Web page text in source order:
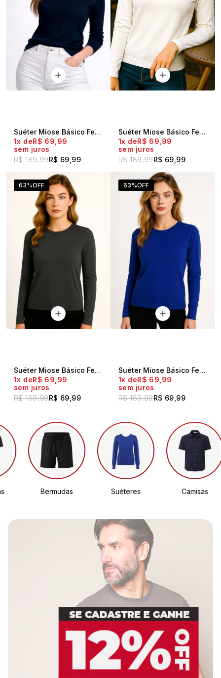
Suéter Miose Básico Feminino Gola V Marinho
R$ 189,99R$ 69,99
1x
R$ 69,99
sem juros
Suéter Miose Básico Feminino Gola Redonda Off White
R$ 189,99R$ 69,99
1x
R$ 69,99
sem juros
63%OFF
Suéter Miose Básico Feminino Gola Redonda Mescla Cinza
R$ 189,99R$ 69,99
1x
R$ 69,99
sem juros
63%OFF
Suéter Miose Básico Feminino Gola Redonda Marinho
R$ 189,99R$ 69,99
1x
R$ 69,99
sem juros
Bermudas Suéteres Camisas